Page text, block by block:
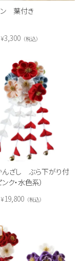
ン 葉付き
¥3,300 税込
んざし ぶら下がり付
ンク・水色系）
¥19,800 税込